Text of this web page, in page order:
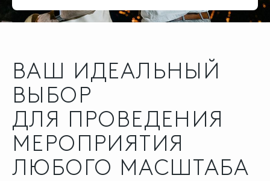
ВАШ ИДЕАЛЬНЫЙ
ВЫБОР
ДЛЯ ПРОВЕДЕНИЯ
МЕРОПРИЯТИЯ
ЛЮБОГО МАСШТАБА